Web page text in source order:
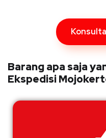
Barang apa saja
Ekspedisi